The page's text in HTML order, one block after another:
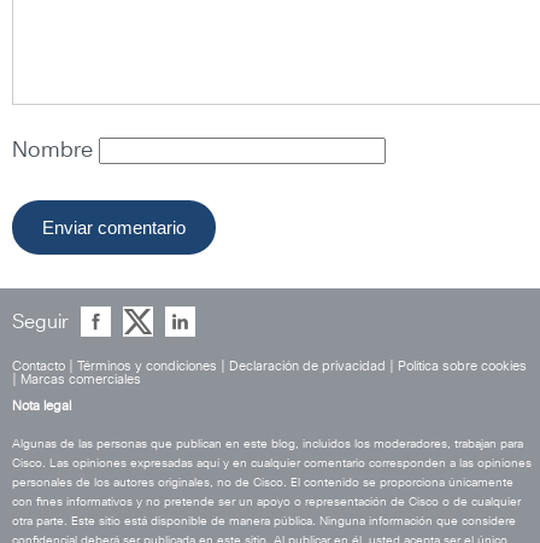
Nombre
Seguir
Contacto Términos y condiciones Declaración de privacidad
Política sobre cookies
Marcas comerciales
Nota legal
Algunas de las personas que publican en este blog, incluidos los moderadores, trabajan para
Cisco. Las opiniones expresadas aquí y en cualquier comentario corresponden a las opiniones
personales de los autores originales, no de Cisco. El contenido se proporciona únicamente
con fines informativos y no pretende ser un apoyo o representación de Cisco o de cualquier
otra parte. Este sitio está disponible de manera pública. Ninguna información que considere
confidencial deberá ser publicada en este sitio. Al publicar en él, usted acepta ser el único